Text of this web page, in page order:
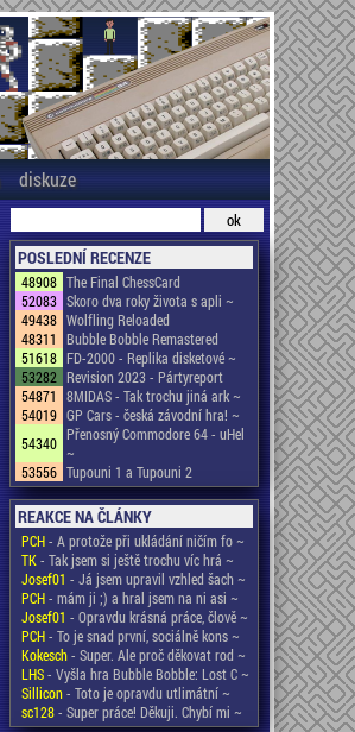
diskuze
POSLEDNÍ RECENZE
48908 The Final ChessCard
52083 Skoro dva roky života s apli ~
49438 Wolfling Reloaded
48311
Bubble Bobble Remastered
51618 FD-2000 - Replika disketové ~
53282 Revision 2023 - Pártyreport
54871
8MIDAS - Tak trochu jiná ark ~
54019 GP Cars - česká závodní hra! ~
54340 Přenosný Commodore 64 - uHel
~
53556 Tupouni 1 a Tupouni 2
REAKCE NA ČLÁNKY
PCH- A protože při ukládání ničím fo ~
TK- Tak jsem si ještě trochu víc hrá ~
Josef01 - Já jsem upravil vzhled šach ~
PCH- mám ji ;) a hral jsem na ni asi ~
Josef01 - Opravdu krásná práce, člově ~
PCH- To je snad první, sociálně kons ~
Kokesch- Super. Ale proč děkovat rod ~
LHS- Vyšla hra Bubble Bobble: Lost C ~
Sillicon- Toto je opravdu utlimátní ~
sc128- Super práce! Děkuji. Chybí mi ~